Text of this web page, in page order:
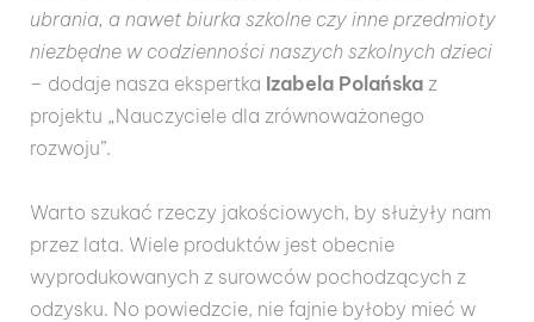
ubrania, a nawet biurka szkolne czy inne przedmioty
niezbędne w codzienności naszych szkolnych dzieci
– dodaje nasza ekspertka Izabela Polańska z
projektu „Nauczyciele dla zrównoważonego
rozwoju”.
Warto szukać rzeczy jakościowych, by służyły nam
przez lata. Wiele produktów jest obecnie
wyprodukowanych z surowców pochodzących z
odzysku. No powiedzcie, nie fajnie byłoby mieć w